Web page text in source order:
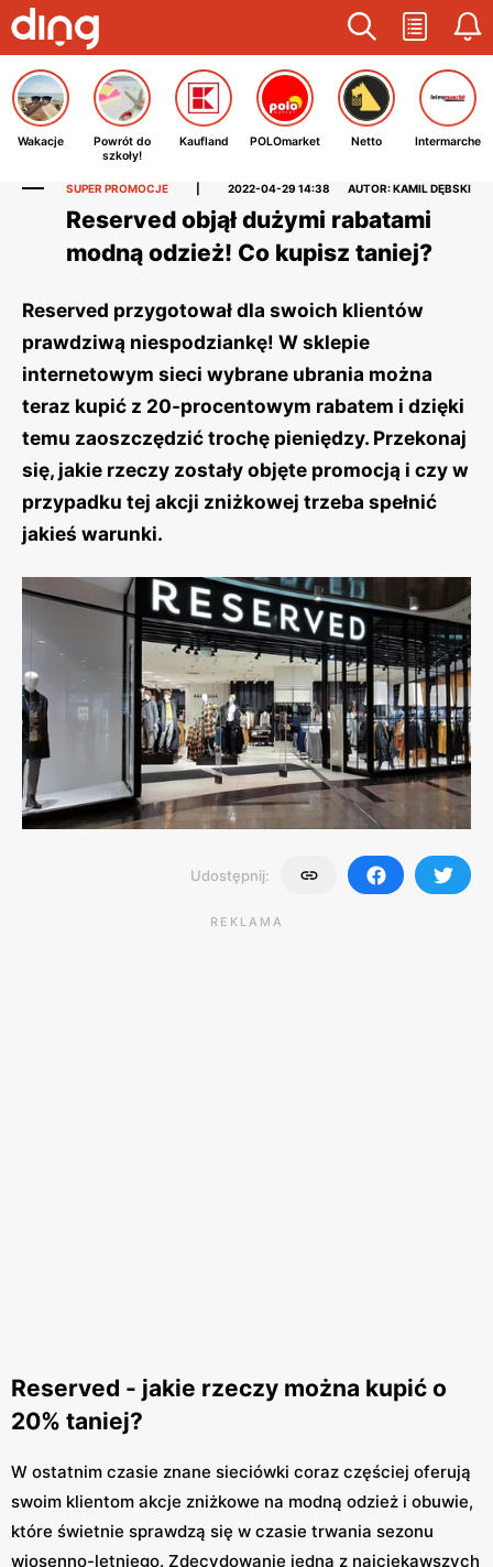
Wakacje
Powrót do
szkoły!
Kaufland POLOmarket Netto Intermarche
SUPER PROMOCJE 2022-04-29 14:38 AUTOR: KAMIL DĘBSKI
Reserved objął dużymi rabatami
modną odzież! Co kupisz taniej?
Reserved przygotował dla swoich klientów
prawdziwą niespodziankę! W sklepie
internetowym sieci wybrane ubrania można
teraz kupić z 20-procentowym rabatem i dzięki
temu zaoszczędzić trochę pieniędzy. Przekonaj
się, jakie rzeczy zostały objęte promocją i czy w
przypadku tej akcji zniżkowej trzeba spełnić
jakieś warunki.
Udostępnij:
REKLAMA
Reserved - jakie rzeczy można kupić o
20% taniej?
W ostatnim czasie znane sieciówki coraz częściej oferują
swoim klientom akcje zniżkowe na modną odzież i obuwie,
które świetnie sprawdzą się w czasie trwania sezonu
wiosenno-letniego. Zdecydowanie jedną z najciekawszych